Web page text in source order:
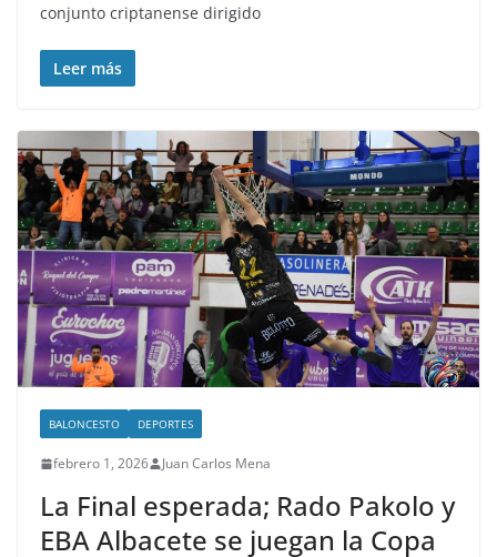
conjunto criptanense dirigido
Leer más
BALONCESTO DEPORTES
febrero 1, 2026 Juan Carlos Mena
La Final esperada; Rado Pakolo y
EBA Albacete se juegan la Copa